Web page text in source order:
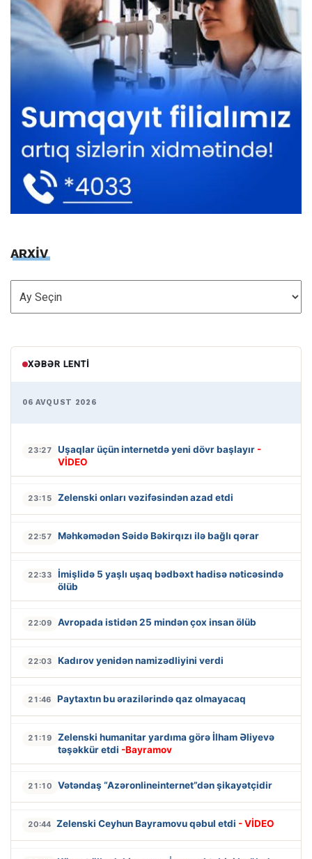
ARXİV
ARXİV
XƏBƏR LENTI
06 AVQUST 2026
23:27 Uşaqlar üçün internetdə yeni dövr başlayır -
VİDEO
23:15 Zelenski onları vəzifəsindən azad etdi
22:57 Məhkəmədən Səidə Bəkirqızı ilə bağlı qərar
22:33
İmişlidə 5 yaşlı uşaq bədbəxt hadisə nəticəsində
ölüb
22:09 Avropada istidən 25 mindən çox insan ölüb
22:03 Kadırov yenidən namizədliyini verdi
21:46 Paytaxtın bu ərazilərində qaz olmayacaq
21:19
Zelenski humanitar yardıma görə İlham Əliyevə
təşəkkür etdi -Bayramov
21:10 Vətəndaş “Azəronlineinternet”dən şikayətçidir
20:44 Zelenski Ceyhun Bayramovu qəbul etdi - VİDEO